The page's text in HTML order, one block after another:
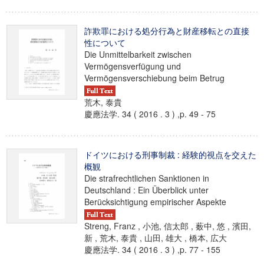
詐欺罪における処分行為と財産移転との直接
性について
Die Unmittelbarkeit zwischen
Vermögensverfügung und
Vermögensverschiebung beim Betrug
荒木, 泰貴
慶應法学. 34 ( 2016 . 3 ) ,p. 49 - 75
ドイツにおける刑事制裁 : 経験的視点を交えた
概観
Die strafrechtlichen Sanktionen in
Deutschland : Ein Überblick unter
Berücksichtigung empirischer Aspekte
Streng, Franz , 小池, 信太郎 , 薮中, 悠 , 濱田,
新 , 荒木, 泰貴 , 山田, 雄大 , 橋本, 広大
慶應法学. 34 ( 2016 . 3 ) ,p. 77 - 155